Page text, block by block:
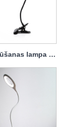
LED izšūšanas lampa Metāla elastīga zoss kakla lampa